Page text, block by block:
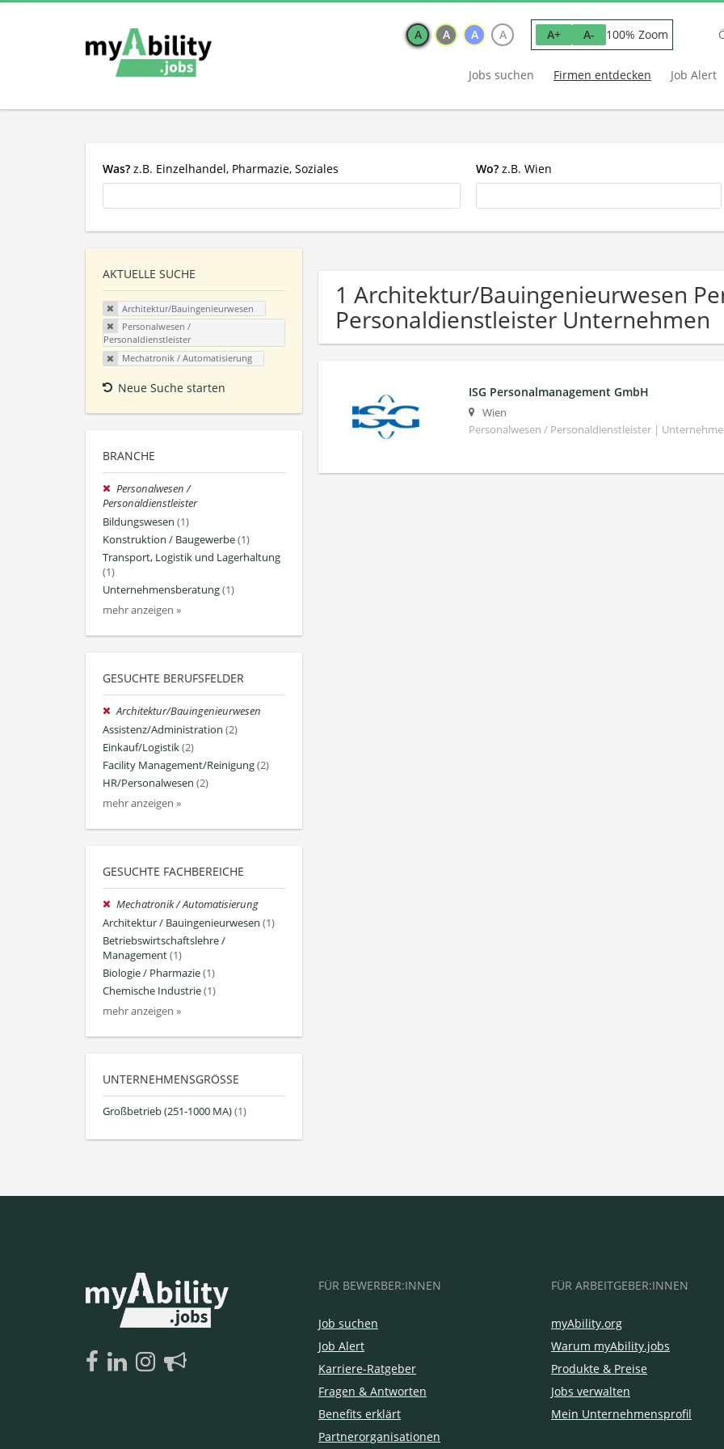
A A A A A+ A- 100% Zoom
Jobs suchen Firmen entdecken Job Alert
Was? z.B. Einzelhandel, Pharmazie, Soziales Wo? z.B. Wien
AKTUELLE SUCHE
Architektur/Bauingenieurwesen
Personalwesen /
Personaldienstleister
Mechatronik / Automatisierung
Neue Suche starten
BRANCHE
Personalwesen /
Personaldienstleister
Bildungswesen (1)
Konstruktion / Baugewerbe(1)
Transport, Logistik und Lagerhaltung
(1)
Unternehmensberatung(1)
mehr anzeigen »
GESUCHTE BERUFSFELDER
Architektur/Bauingenieurwesen
Assistenz/Administration (2)
Einkauf/Logistik(2)
Facility Management/Reinigung(2)
HR/Personalwesen (2)
mehr anzeigen »
GESUCHTE FACHBEREICHE
Mechatronik / Automatisierung
Architektur / Bauingenieurwesen (1)
Betriebswirtschaftslehre /
Management(1)
Biologie / Pharmazie(1)
Chemische Industrie(1)
mehr anzeigen »
UNTERNEHMENSGRÖSSE
Großbetrieb (251-1000 MA)(1)
1 Architektur/Bauingenieurwesen
Personaldienstleister Unternehmen
ISG Personalmanagement GmbH
Wien
Personalwesen / Personaldienstleister |
FÜR BEWERBER:INNEN
Job suchen
Job Alert
Karriere-Ratgeber
Fragen & Antworten
Benefits erklärt
Partnerorganisationen
FÜR ARBEITGEBER:INNEN
myAbility.org
Warum myAbility.jobs
Produkte & Preise
Jobs verwalten
Mein Unternehmensprofil